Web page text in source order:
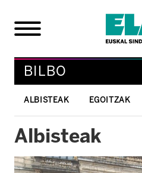
BILBO
ALBISTEAK EGOITZAK
Albisteak